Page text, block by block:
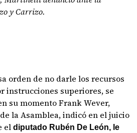
y Carrizo.
orden de no darle los recursos
instrucciones superiores, se
su momento Frank Wever,
la Asamblea, indicó en el juicio
eldiputado Rubén De León, le